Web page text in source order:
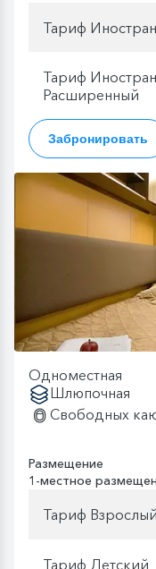
Тариф
Тариф
Расширенный
Забронировать
Одноместная
Шлюпочная
Свободных
Размещение
1-местное
Тариф Взрослый
Тариф Детский